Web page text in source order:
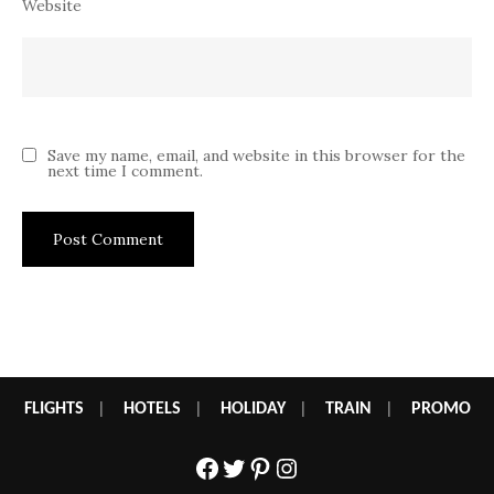
Website
Save my name, email, and website in this browser for the
next time I comment.
FLIGHTS HOTELS HOLIDAY| TRAIN PROMO
Facebook
Twitter
Pinterest
Instagram